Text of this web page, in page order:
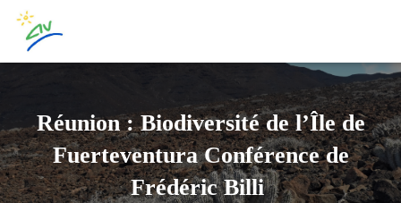
Réunion : Biodiversité de l’Île de
Fuerteventura Conférence de
Frédéric Billi